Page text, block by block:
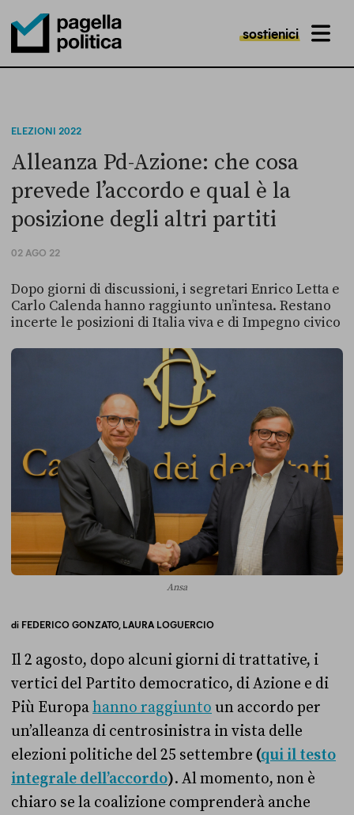
Pagella Politica Logo
sostienici MENU
ELEZIONI 2022
Alleanza Pd-Azione: che cosa
prevede l’accordo e qual è la
posizione degli altri partiti
02 AGO 22
Dopo giorni di discussioni, i segretari Enrico Letta e
Carlo Calenda hanno raggiunto un’intesa. Restano
incerte le posizioni di Italia viva e di Impegno civico
Ansa
di FEDERICO GONZATO, LAURA LOGUERCIO
Il 2 agosto, dopo alcuni giorni di trattative, i
vertici del Partito democratico, di Azione e di
Più Europahanno raggiunto un accordo per
un’alleanza di centrosinistra in vista delle
elezioni politiche del 25 settembre (qui il testo
integrale dell’accordo). Al momento, non è
chiaro se la coalizione comprenderà anche